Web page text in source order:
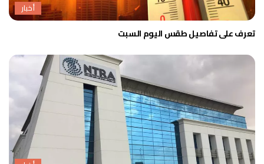
أخبار
تعرف على تفاصيل طقس اليوم السبت